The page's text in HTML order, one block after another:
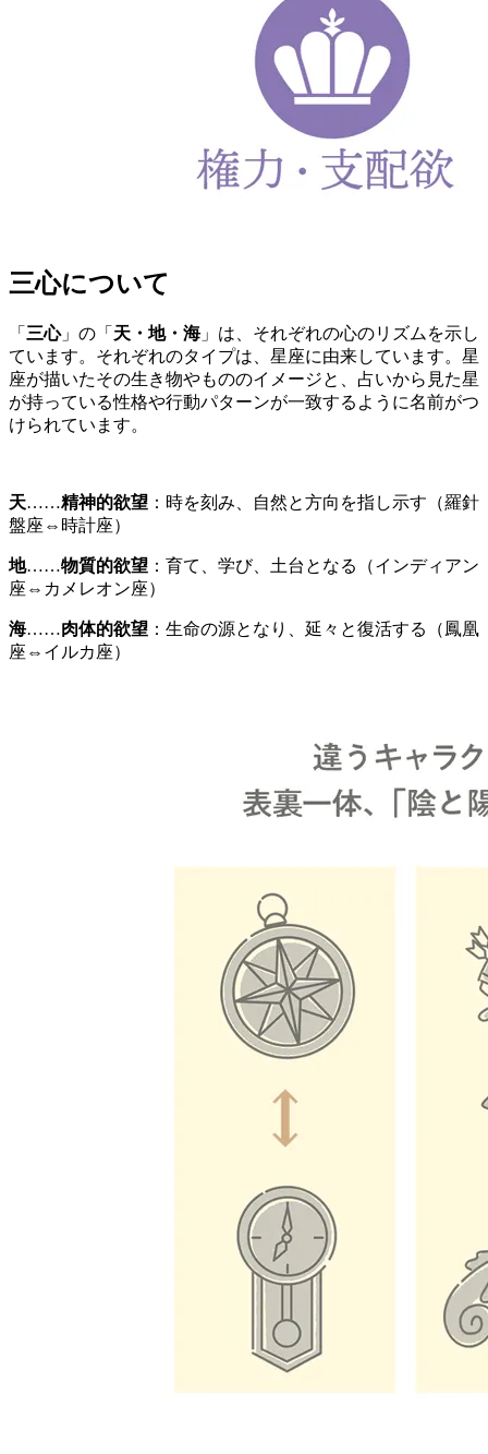
三心について
「 三心」の「 天・地・海」は、それぞれの心のリズムを示し
ています。それぞれのタイプは、星座に由来しています。星
座が描いたその生き物やもののイメージと、占いから見た星
が持っている性格や行動パターンが一致するように名前がつ
けられています。
天……精神的欲望 ：時を刻み、自然と方向を指し示す（羅針
盤座⇔時計座）
地……物質的欲望 ：育て、学び、土台となる（インディアン
座⇔カメレオン座）
海……肉体的欲望 ：生命の源となり、延々と復活する（鳳凰
座⇔イルカ座）